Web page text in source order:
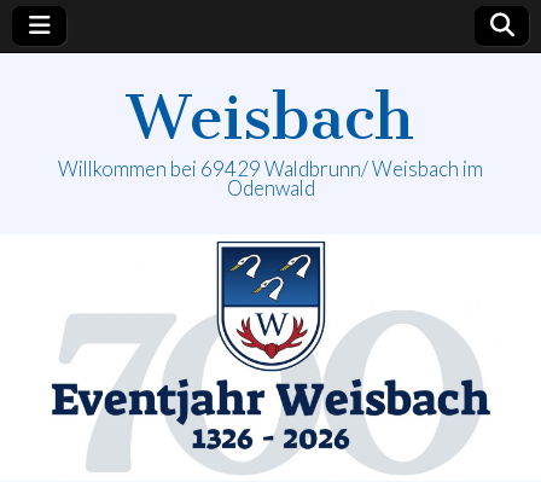
Weisbach
Willkommen bei 69429 Waldbrunn/ Weisbach im
Odenwald